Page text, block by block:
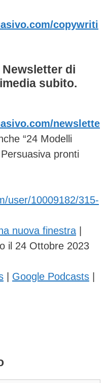
copywriti
di
subito.
newslette
“24 Modelli
pronti
user/10009182/315-
nuova finestra |
il 24 Ottobre 2023
| Google Podcasts |